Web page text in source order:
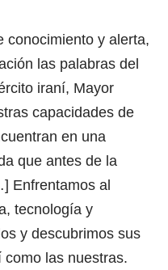
conocimiento y alerta,
las palabras del
iraní, Mayor
capacidades de
en una
que antes de la
Enfrentamos al
tecnología y
y descubrimos sus
las nuestras.